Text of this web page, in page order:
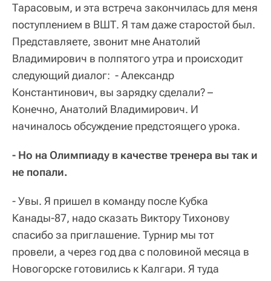
Тарасовым, и эта встреча закончилась для меня
поступлением в ВШТ. Я там даже старостой был.
Представляете, звонит мне Анатолий
Владимирович в полпятого утра и происходит
следующий диалог: - Александр
Константинович, вы зарядку сделали? –
Конечно, Анатолий Владимирович. И
начиналось обсуждение предстоящего урока.
- Но на Олимпиаду в качестве тренера вы так и
не попали.
- Увы. Я пришел в команду после Кубка
Канады-87, надо сказать Виктору Тихонову
спасибо за приглашение. Турнир мы тот
провели, а через год два с половиной месяца в
Новогорске готовились к Калгари. Я туда